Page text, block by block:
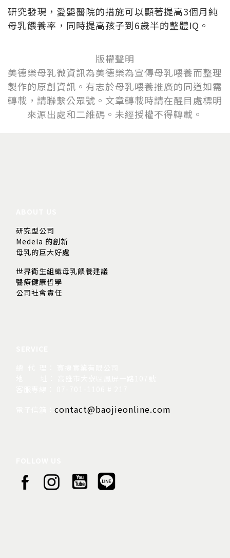
研究發現，愛嬰醫院的措施可以顯著提高3個月純
母乳餵養率，同時提高孩子到6歲半的整體IQ。
版權聲明
美德樂母乳微資訊為美德樂為宣傳母乳喂養而整理
製作的原創資訊。有志於母乳喂養推廣的同道如需
轉載，請聯繫公眾號。文章轉載時請在醒目處標明
來源出處和二維碼。未經授權不得轉載。
研究型公司
Medela 的創新
母乳的巨大好處
世界衛生組織母乳餵養建議
醫療健康哲學
公司社會責任
contact@baojieonline.com